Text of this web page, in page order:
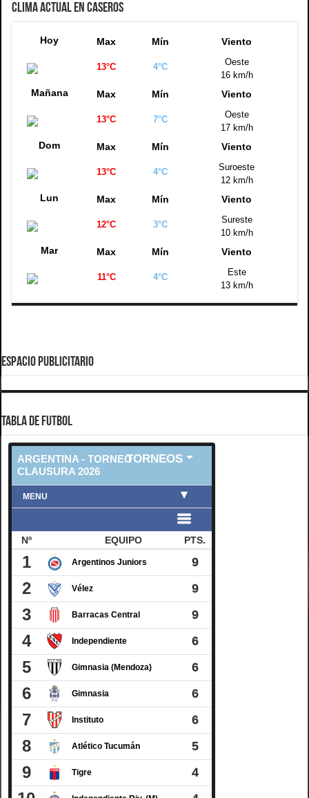
CLIMA ACTUAL EN CASEROS
Hoy Max Mín Viento
13°C 4°C
Oeste
16 km/h
Mañana Max Mín Viento
13°C 7°C
Oeste
17 km/h
Dom Max Mín Viento
13°C 4°C
Suroeste
12 km/h
Lun Max Mín Viento
12°C 3°C
Sureste
10 km/h
Mar Max Mín Viento
11°C 4°C
Este
13 km/h
ESPACIO PUBLICITARIO
TABLA DE FUTBOL